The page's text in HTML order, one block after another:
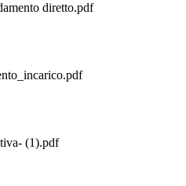
diretto.pdf
(1).pdf